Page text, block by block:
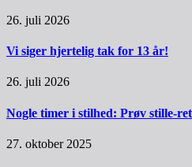
26. juli 2026
Vi siger hjertelig tak for 13 år!
26. juli 2026
Nogle timer i stilhed: Prøv stille-
27. oktober 2025